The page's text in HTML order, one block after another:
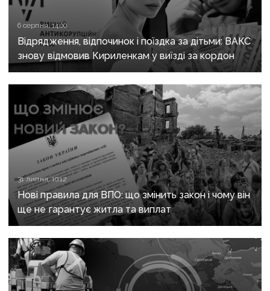
6 серпня, 14:00
Відрядження, відпочинок і поїздка за дітьми: ВАКС
знову відмовив Кириленкам у виїзді за кордон
31 липня, 10:12
Нові правила для ВПО: що змінить закон і чому він
ще не гарантує житла та виплат